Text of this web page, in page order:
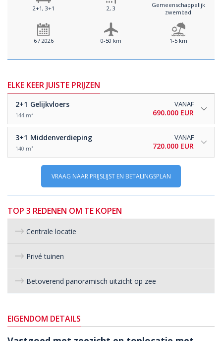
2+1, 3+1 2, 3
Gemeenschappelijk
zwembad
6 / 2026 0-50 km 1-5 km
ELKE KEER JUISTE PRIJZEN
2+1 Gelijkvloers
144 m²
VANAF
690.000 EUR
3+1 Middenverdieping
140 m²
VANAF
720.000 EUR
VRAAG NAAR PRIJSLIJST EN BETALINGSPLAN
TOP 3 REDENEN OM TE KOPEN
Centrale locatie
Privé tuinen
Betoverend panoramisch uitzicht op zee
EIGENDOM DETAILS